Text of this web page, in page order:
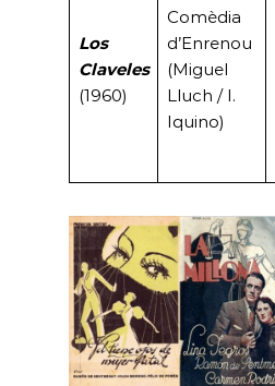
Los
Claveles
(1960)
Comèdia
d’Enrenou
(Miguel
Lluch / I.
Iquino)